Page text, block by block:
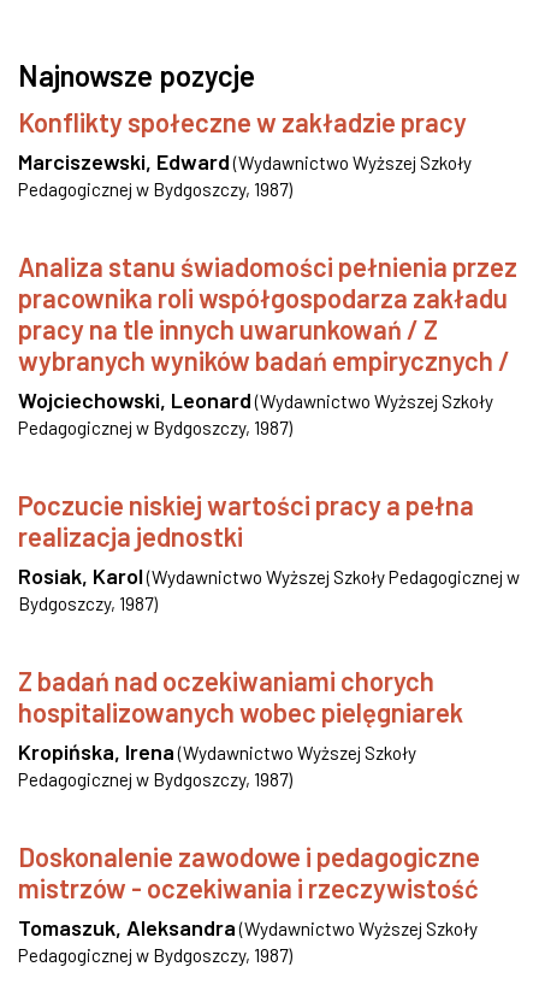
Najnowsze pozycje
Konflikty społeczne w zakładzie pracy
Marciszewski, Edward (Wydawnictwo Wyższej Szkoły
Pedagogicznej w Bydgoszczy, 1987)
Analiza stanu świadomości pełnienia przez
pracownika roli współgospodarza zakładu
pracy na tle innych uwarunkowań / Z
wybranych wyników badań empirycznych /
Wojciechowski, Leonard (Wydawnictwo Wyższej Szkoły
Pedagogicznej w Bydgoszczy, 1987)
Poczucie niskiej wartości pracy a pełna
realizacja jednostki
Rosiak, Karol(Wydawnictwo Wyższej Szkoły Pedagogicznej w
Bydgoszczy, 1987)
Z badań nad oczekiwaniami chorych
hospitalizowanych wobec pielęgniarek
Kropińska, Irena (Wydawnictwo Wyższej Szkoły
Pedagogicznej w Bydgoszczy, 1987)
Doskonalenie zawodowe i pedagogiczne
mistrzów - oczekiwania i rzeczywistość
Tomaszuk, Aleksandra (Wydawnictwo Wyższej Szkoły
Pedagogicznej w Bydgoszczy, 1987)